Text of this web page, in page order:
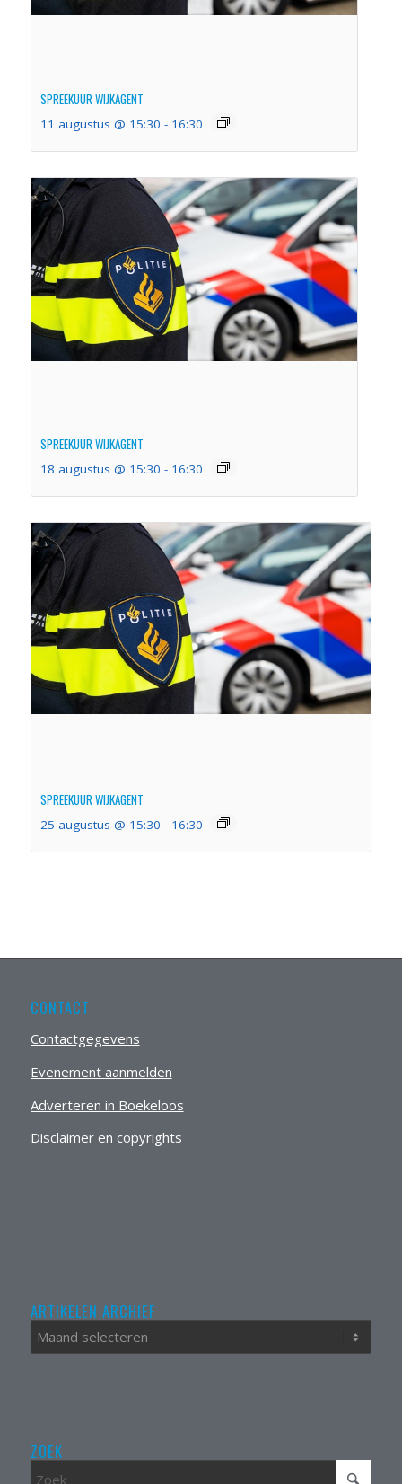
SPREEKUUR WIJKAGENT
11 augustus @ 15:30 - 16:30
SPREEKUUR WIJKAGENT
18 augustus @ 15:30 - 16:30
SPREEKUUR WIJKAGENT
25 augustus @ 15:30 - 16:30
CONTACT
Contactgegevens
Evenement aanmelden
Adverteren in Boekeloos
Disclaimer en copyrights
ARTIKELEN ARCHIEF
ZOEK